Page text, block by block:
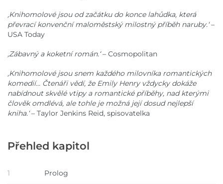
,Knihomolové jsou od začátku do konce lahůdka, která
převrací konvenční maloměstský milostný příběh naruby.‘–
USA Today
,Zábavný a koketní román.‘– Cosmopolitan
,Knihomolové jsou snem každého milovníka romantických
komedií... Čtenáři vědí, že Emily Henry vždycky dokáže
nabídnout skvělé vtipy a romantické příběhy, nad kterými
člověk omdlévá, ale tohle je možná její dosud nejlepší
kniha.‘– Taylor Jenkins Reid, spisovatelka
Přehled kapitol
1 Prolog